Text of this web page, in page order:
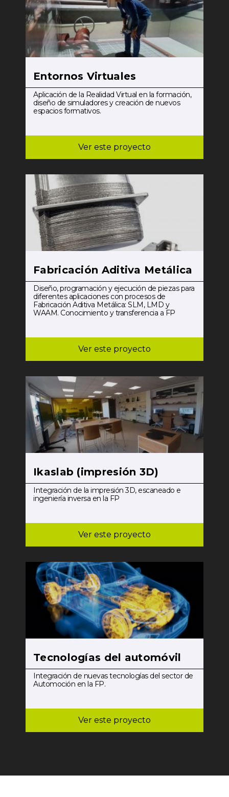
Entornos Virtuales
Aplicación de la Realidad Virtual en la formación,
diseño de simuladores y creación de nuevos
espacios formativos.
Ver este proyecto
Fabricación Aditiva Metálica
Diseño, programación y ejecución de piezas para
diferentes aplicaciones con procesos de
Fabricación Aditiva Metálica: SLM, LMD y
WAAM. Conocimiento y transferencia a FP
Ver este proyecto
Ikaslab (impresión 3D)
Integración de la impresión 3D, escaneado e
ingeniería inversa en la FP
Ver este proyecto
Tecnologías del automóvil
Integración de nuevas tecnologías del sector de
Automoción en la FP.
Ver este proyecto